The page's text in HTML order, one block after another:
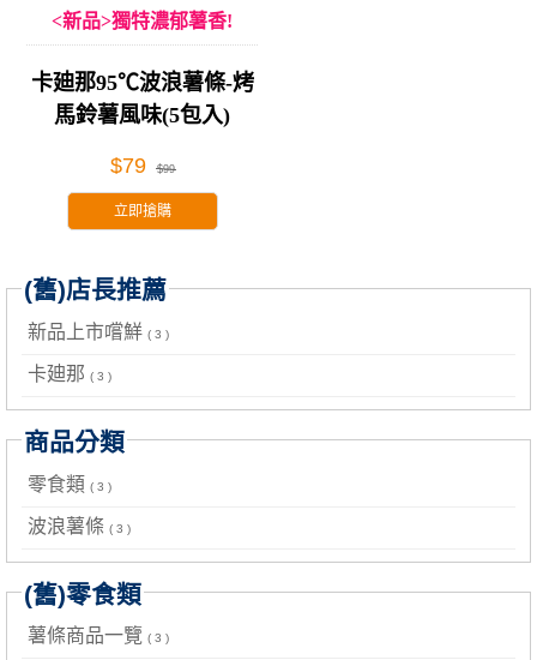
<新品>獨特濃郁薯香!
卡廸那95℃波浪薯條-烤
馬鈴薯風味(5包入)
$79 $99
立即搶購
(舊)店長推薦
新品上市嚐鮮 ( 3 )
卡廸那 ( 3 )
商品分類
零食類 ( 3 )
波浪薯條 ( 3 )
(舊)零食類
薯條商品一覽 ( 3 )